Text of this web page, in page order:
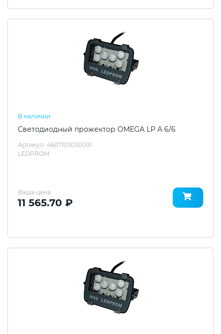
В наличии
Светодиодный прожектор OMEGA LP A 6/6
Артикул: 4607103030031
LEDPROM
Ваша цена
11 565.70 ₽